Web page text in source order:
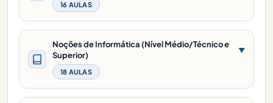
16 AULAS
Noções de Informática (Nível Médio/Técnico e
Superior)
18 AULAS
▼